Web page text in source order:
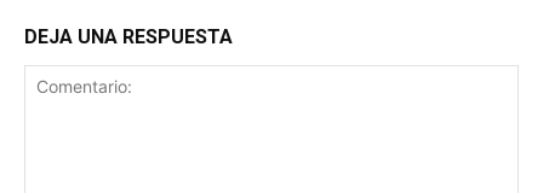
DEJA UNA RESPUESTA